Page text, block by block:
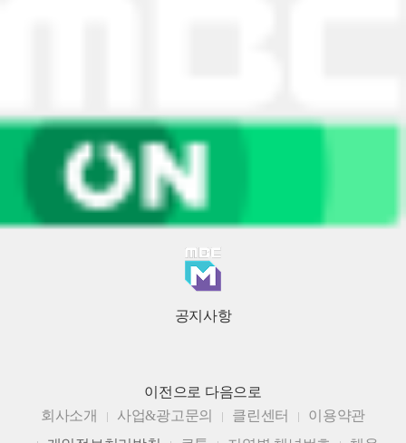
공지사항
이전으로 다음으로
회사소개
사업&광고문의 클린센터
이용약관